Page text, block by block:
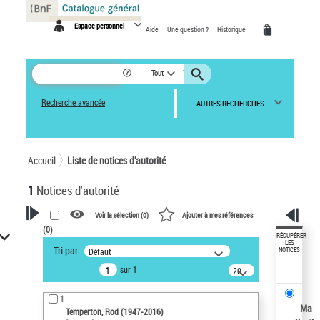
Espace personnel Aide Une question ? Historique
Tout
Recherche avancée AUTRES RECHERCHES
Accueil Liste de notices d’autorité
1 Notices d'autorité
VOTRE RECHERCHE
Recherche avancée dans les
notices d’autorité
Œuvres liées à l'auteur :
Temperton, Rod (1947-2016)
Voir la sélection (0) Ajouter à mes références
(0)
Tri par : Défaut
sur 1
20
résultats/page
1
Temperton, Rod (1947-2016)
RÉCUPÉRER
LES
NOTICES
Ma
Panneau de gestion des cookies